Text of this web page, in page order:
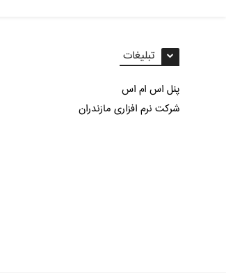
تبلیغات
پنل اس ام اس
شرکت نرم افزاری مازندران